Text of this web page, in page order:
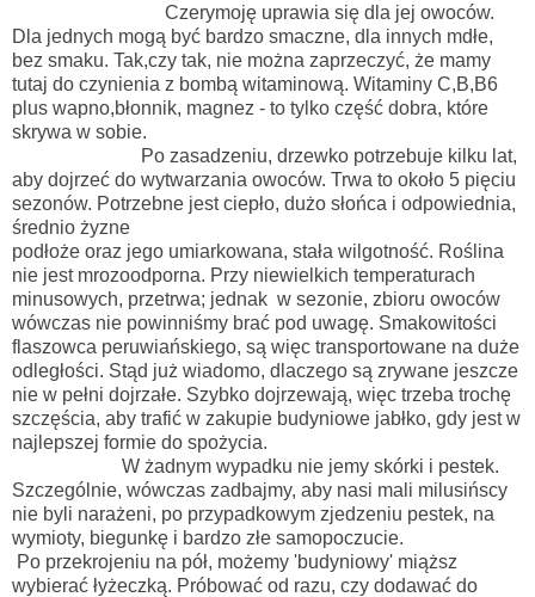
Czerymoję uprawia się dla jej owoców.
Dla jednych mogą być bardzo smaczne, dla innych mdłe,
bez smaku. Tak,czy tak, nie można zaprzeczyć, że mamy
tutaj do czynienia z bombą witaminową. Witaminy C,B,B6
plus wapno,błonnik, magnez - to tylko część dobra, które
skrywa w sobie.
Po zasadzeniu, drzewko potrzebuje kilku lat,
aby dojrzeć do wytwarzania owoców. Trwa to około 5 pięciu
sezonów. Potrzebne jest ciepło, dużo słońca i odpowiednia,
średnio żyzne
podłoże oraz jego umiarkowana, stała wilgotność. Roślina
nie jest mrozoodporna. Przy niewielkich temperaturach
minusowych, przetrwa; jednak w sezonie, zbioru owoców
wówczas nie powinniśmy brać pod uwagę. Smakowitości
flaszowca peruwiańskiego, są więc transportowane na duże
odległości. Stąd już wiadomo, dlaczego są zrywane jeszcze
nie w pełni dojrzałe. Szybko dojrzewają, więc trzeba trochę
szczęścia, aby trafić w zakupie budyniowe jabłko, gdy jest w
najlepszej formie do spożycia.
W żadnym wypadku nie jemy skórki i pestek.
Szczególnie, wówczas zadbajmy, aby nasi mali milusińscy
nie byli narażeni, po przypadkowym zjedzeniu pestek, na
wymioty, biegunkę i bardzo złe samopoczucie.
Po przekrojeniu na pół, możemy 'budyniowy' miąższ
wybierać łyżeczką. Próbować od razu, czy dodawać do